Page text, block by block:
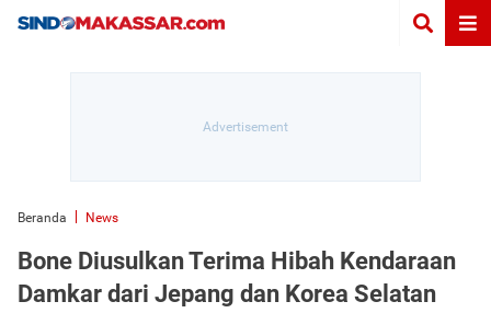
Beranda News
Bone Diusulkan Terima Hibah Kendaraan
Damkar dari Jepang dan Korea Selatan